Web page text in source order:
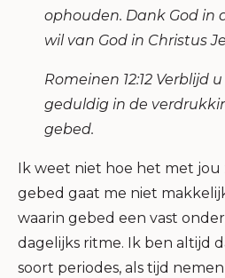
ophouden. Dank God in
wil van God in Christus
Romeinen 12:12 Verblijd
geduldig in de
gebed.
Ik weet niet hoe het met jou
gebed gaat me niet
waarin gebed een vast
dagelijks ritme. Ik ben altijd
soort periodes, als tijd